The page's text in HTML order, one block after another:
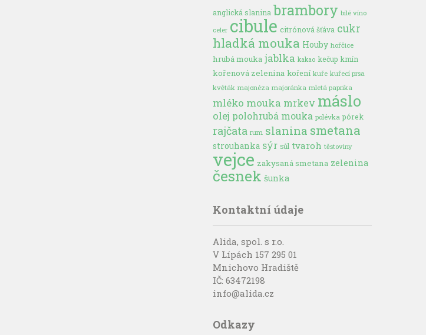
anglická slanina brambory bílé víno
celer cibule citrónová šťáva cukr
hladká mouka Houby hořčice
hrubá mouka jablka kakao kečup kmín
kořenová zelenina koření kuře kuřecí prsa
květák majonéza majoránka mletá paprika
mléko mouka mrkev máslo
olej polohrubá mouka polévka pórek
rajčata rum slanina smetana
strouhanka sýr sůl tvaroh těstoviny
vejce zakysaná smetana zelenina
česnek šunka
Kontaktní údaje
Alida, spol. s r.o.
V Lípách 157 295 01
Mnichovo Hradiště
IČ: 63472198
info@alida.cz
Odkazy